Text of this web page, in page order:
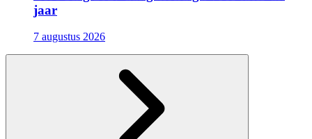
jaar
7 augustus 2026